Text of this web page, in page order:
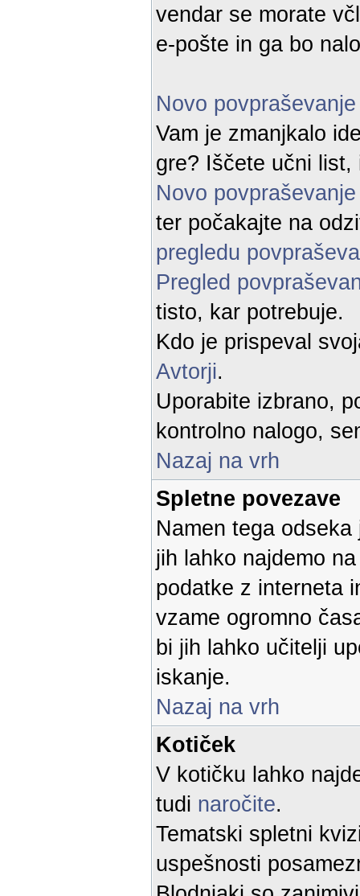
vendar se morate
e-pošte in ga bo
Novo povpraševanje
Vam je zmanjkalo
gre? Iščete učni
Novo
ter počakajte na
pregledu
Pregled
tisto, kar potrebuje.
Kdo je prispeval
Avtorji.
Uporabite izbrano,
kontrolno nalogo,
Nazaj na vrh
Spletne povezave
Namen tega
jih lahko najdemo
podatke z interneta
vzame ogromno
bi jih lahko učitelji
iskanje.
Nazaj na vrh
Kotiček
V kotičku lahko
tudi naročite.
Tematski spletni
uspešnosti